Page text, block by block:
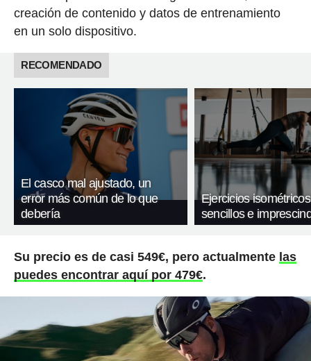
creación de contenido y datos de entrenamiento
en un solo dispositivo.
RECOMENDADO
El casco mal ajustado, un
error más común de lo que
debería
Ejercicios
sencillos e
Su precio es de casi 549€, pero actualmente las
puedes encontrar aquí por 479€.